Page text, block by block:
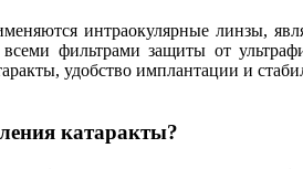
интраокулярные линзы,
фильтрами защиты от
удобство имплантации и
катаракты?